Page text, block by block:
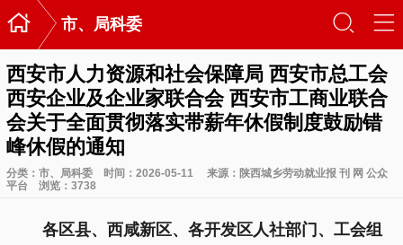
 市、局科委 󰃙 󰆉
西安市人力资源和社会保障局 西安市总工会
西安企业及企业家联合会 西安市工商业联合
会关于全面贯彻落实带薪年休假制度鼓励错
峰休假的通知
分类： 市、局科委 时间：2026-05-11
来源：陕西城乡劳动就业报 刊 网 公众
平台
浏览： 3738
各区县、西咸新区、各开发区人社部门、工会组